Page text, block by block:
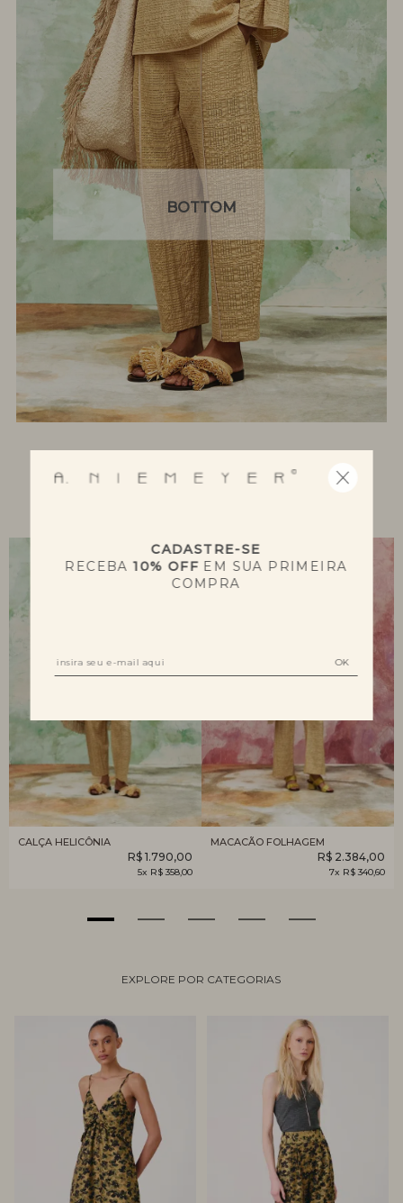
BOTTOM
CALÇA HELICÔNIA
R$ 1.790,00
5x R$ 358,00
MACACÃO FOLHAGEM
R$ 2.384,00
7x R$ 340,60
EXPLORE POR CATEGORIAS
CADASTRE-SE
RECEBA10% OFFEM SUA PRIMEIRA
COMPRA